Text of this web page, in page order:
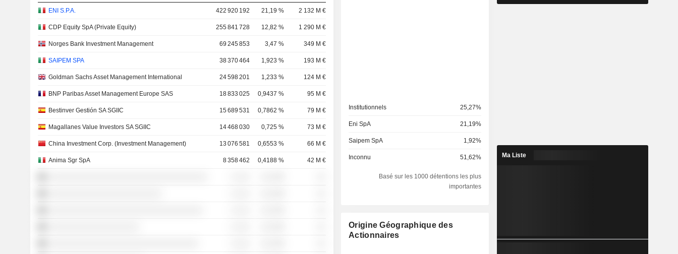
ENI S.P.A. 422 920 192 21,19 % 2 132 M €
CDP Equity SpA (Private Equity) 255 841 728 12,82 % 1 290 M €
Norges Bank Investment Management 69 245 853 3,47 % 349 M €
SAIPEM SPA 38 370 464 1,923 % 193 M €
Goldman Sachs Asset Management International 24 598 201 1,233 % 124 M €
BNP Paribas Asset Management Europe SAS 18 833 025 0,9437 % 95 M €
Bestinver Gestión SA SGIIC 15 689 531 0,7862 % 79 M €
Magallanes Value Investors SA SGIIC 14 468 030 0,725 % 73 M €
China Investment Corp. (Investment Management) 13 076 581 0,6553 % 66 M €
Anima Sgr SpA 8 358 462 0,4188 % 42 M €
Institutionnels 25,27%
Eni SpA 21,19%
Saipem SpA 1,92%
Inconnu 51,62%
Basé sur les 1000 détentions les plus
importantes
Origine Géographique des
Actionnaires
Ma Liste